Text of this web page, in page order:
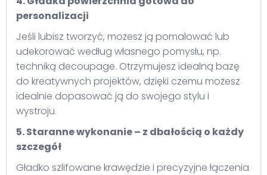
personalizacji
Jeśli lubisz tworzyć, możesz ją pomalować lub
udekorować według własnego pomysłu, np.
techniką decoupage. Otrzymujesz idealną bazę
do kreatywnych projektów, dzięki czemu możesz
idealnie dopasować ją do swojego stylu i
wystroju.
5. Staranne wykonanie – z dbałością o każdy
szczegół
Gładko szlifowane krawędzie i precyzyjne łączenia